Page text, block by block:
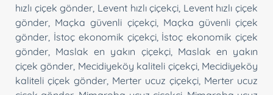
hızlı çiçek gönder Levent hızlı çiçekçi Levent hızlı çiçek
gönder Maçka güvenli çiçekçi, Maçka güvenli çiçek
gönder İstoç ekonomik çiçekçi, İstoç ekonomik çiçek
gönder
Maslak en yakın çiçekçi, Maslak en yakın
çiçek gönder Mecidiyeköy kaliteli çiçekçi, Mecidiyeköy
kaliteli çiçek gönder Merter ucuz çiçekçi Merter ucuz